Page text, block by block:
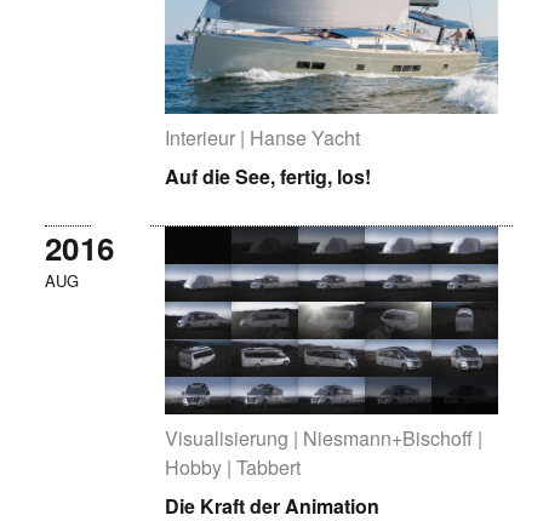
Interieur | Hanse Yacht
Auf die See, fertig, los!
2016
AUG
Visualisierung | Niesmann+Bischoff |
Hobby | Tabbert
Die Kraft der Animation